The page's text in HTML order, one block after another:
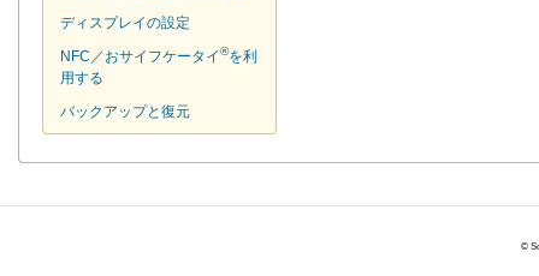
ディスプレイの設定
NFC／おサイフケータイ®を利
用する
バックアップと復元
©